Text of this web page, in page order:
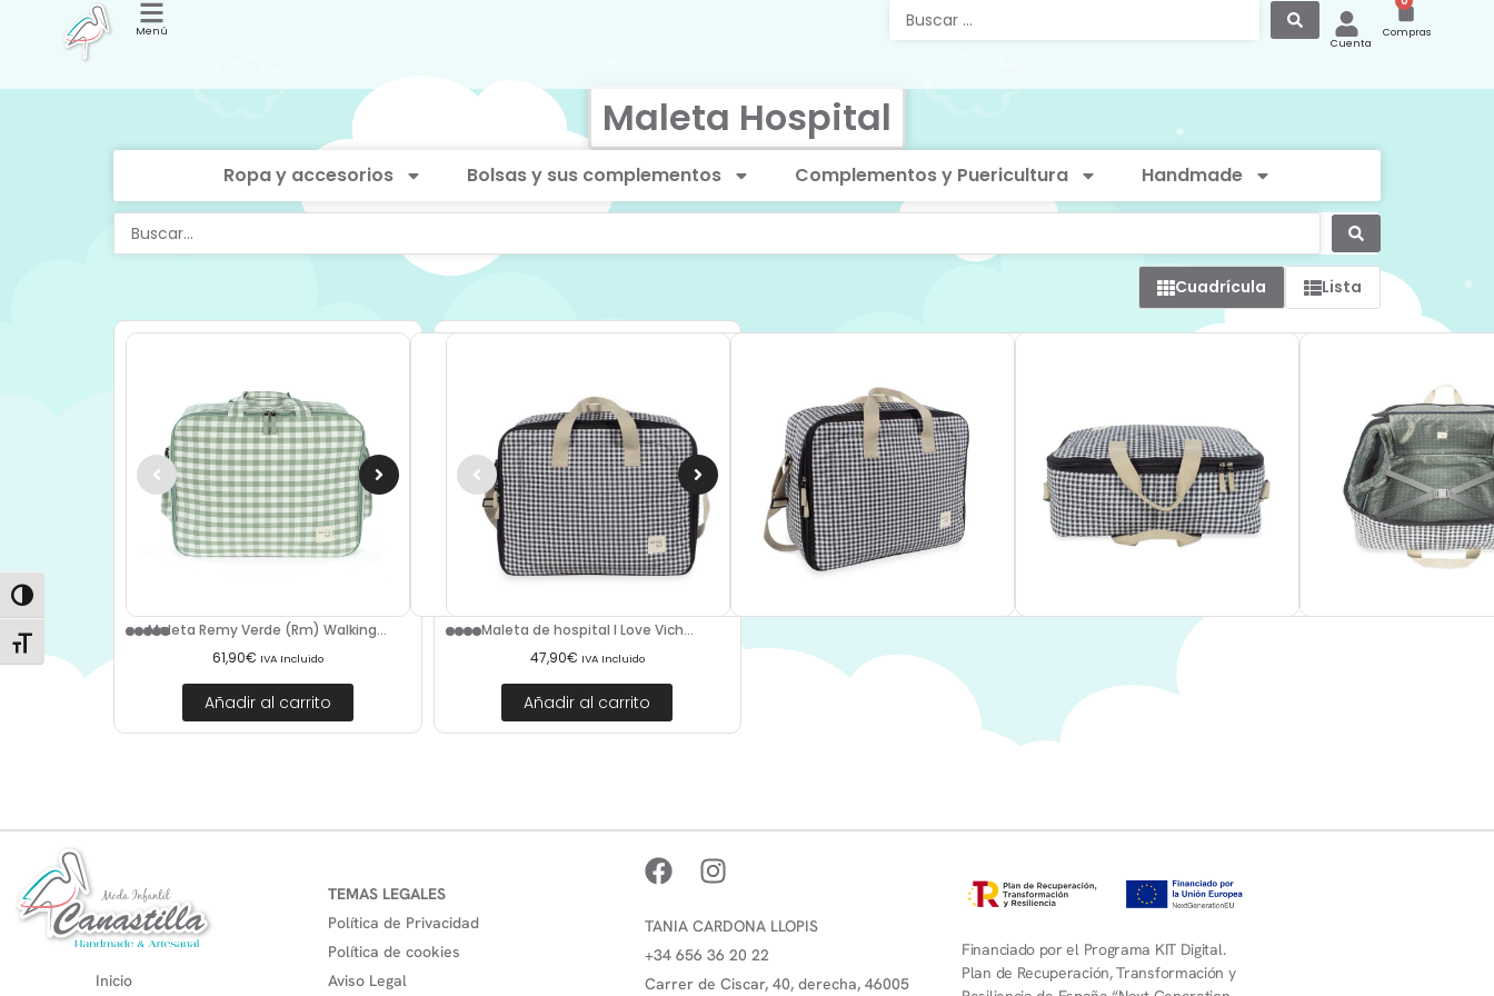
Alternar alto contraste
Alternar tamaño de letra
Menú
Cuenta
Compras
Maleta Hospital
Ropa y accesorios Bolsas y sus complementos Complementos y Puericultura Handmade
Cuadrícula Lista
Maleta Remy Verde (Rm) Walking...
61,90€ IVA Incluido
Añadir al carrito
Maleta de hospital I Love Vich...
47,90€ IVA Incluido
Añadir al carrito
Inicio
TEMAS LEGALES
Política de Privacidad
Política de cookies
Aviso Legal
TANIA CARDONA LLOPIS
+34 656 36 20 22
Carrer de Ciscar, 40, derecha, 46005
Financiado por el Programa KIT Digital.
Plan de Recuperación, Transformación y